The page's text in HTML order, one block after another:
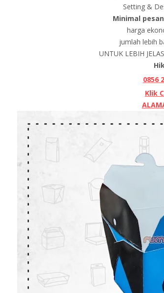
Setting &
Minimal
harga
jumlah lebih
UNTUK LEBIH
0856
Klik